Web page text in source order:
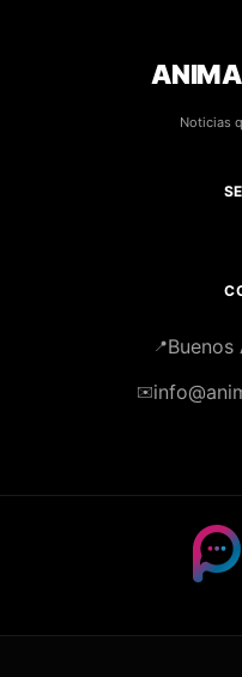
Noticias
📍Buenos
✉️